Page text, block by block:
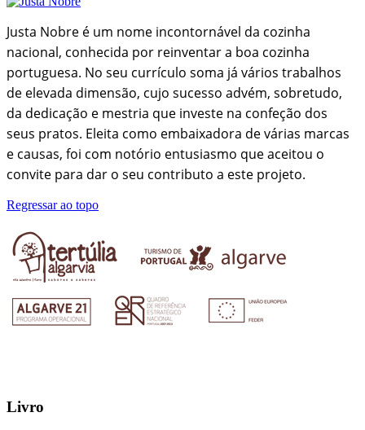
Justa Nobre é um nome incontornável da cozinha
nacional, conhecida por reinventar a boa cozinha
portuguesa. No seu currículo soma já vários trabalhos
de elevada dimensão, cujo sucesso advém, sobretudo,
da dedicação e mestria que investe na confeção dos
seus pratos. Eleita como embaixadora de várias marcas
e causas, foi com notório entusiasmo que aceitou o
convite para dar o seu contributo a este projeto.
Regressar ao topo
Livro